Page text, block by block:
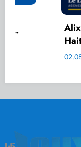
Alix Didier
Elie